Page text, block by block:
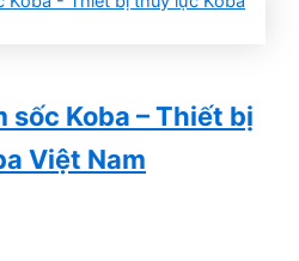
sốc Koba – Thiết bị
Việt Nam